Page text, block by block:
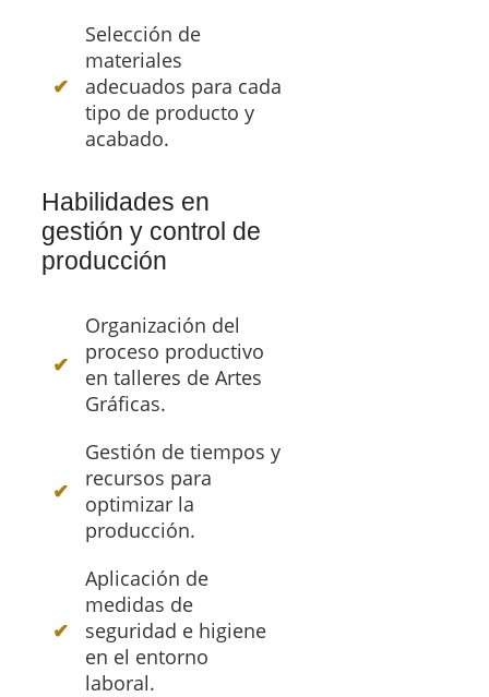
Selección de
materiales
adecuados para cada
tipo de producto y
acabado.
Habilidades en
gestión y control de
producción
Organización del
proceso productivo
en talleres de Artes
Gráficas.
Gestión de tiempos y
recursos para
optimizar la
producción.
Aplicación de
medidas de
seguridad e higiene
en el entorno
laboral.